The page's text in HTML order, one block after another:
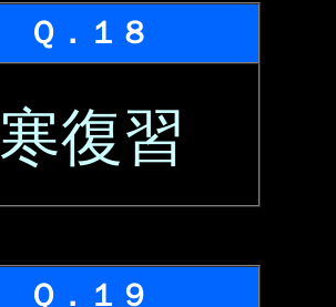
Ｑ．１８
寒復習
Ｑ．１９